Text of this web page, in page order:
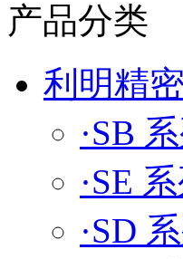
产品分类
利明精
·SB
·SE 系
·SD